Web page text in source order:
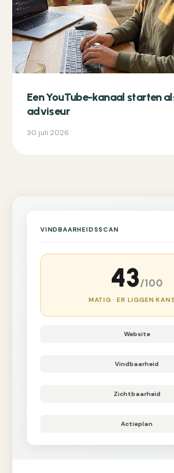
Een YouTube-kanaal starten
adviseur
30 juli 2026
VINDBAARHEIDSSCAN
43/100
MATIG · ER LIGGEN
Website
Vindbaarheid
Zichtbaarheid
Actieplan